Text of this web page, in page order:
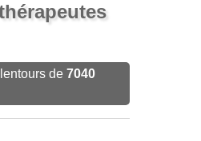
de 7040